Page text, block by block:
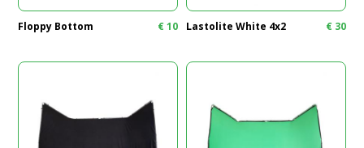
Floppy Bottom €10 Lastolite White 4x2 €30